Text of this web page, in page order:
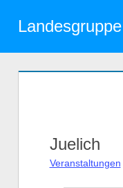
Inhalt
springen
Juelich
Veranstaltungen